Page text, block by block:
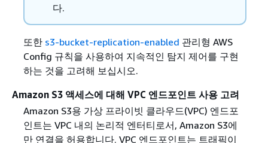
다.
또한 s3-bucket-replication-enabled 관리형 AWS
Config 규칙을 사용하여 지속적인 탐지 제어를 구현
하는 것을 고려해 보십시오.
Amazon S3 액세스에 대해 VPC 엔드포인트 사용 고려
Amazon S3용 가상 프라이빗 클라우드(VPC) 엔드포
인트는 VPC 내의 논리적 엔터티로서, Amazon S3에
만 연결을 허용합니다. VPC 엔드포인트는 트래픽이